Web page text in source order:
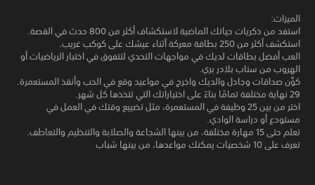
الميزات:
استفد من ذكريات حياتك الماضية لاستكشاف أكثر من 800 حدث في القصة.
استكشف أكثر من 250 بطاقة معركة أثناء عيشك على كوكب غريب.
العب أفضل بطاقات لديك في مواجهات التحدي لتتفوق في اختبار الرياضيات أو
الهروب من سناب بلادر بري.
كوِّن صداقات وجادل والديك واخرج في مواعيد وقع في الحب وأنقذ المستعمرة.
29 نهاية مختلفة تمامًا بناءً على اختياراتك التي تتخذها كل شهر.
اختر من بين 25 وظيفة في المستعمرة، مثل تضييع وقتك في العمل في
مستودع أو دراسة الوادي.
تعلم حتى 15 مهارة مختلفة، من بينها الشجاعة والصلابة والتنظيم والتعاطف.
تعرف على 10 شخصيات يمكنك مواعدها، من بينها شباب